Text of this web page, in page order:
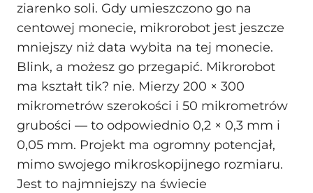
ziarenko soli. Gdy umieszczono go na
centowej monecie, mikrorobot jest jeszcze
mniejszy niż data wybita na tej monecie.
Blink, a możesz go przegapić. Mikrorobot
ma kształt tik? nie. Mierzy 200 × 300
mikrometrów szerokości i 50 mikrometrów
grubości — to odpowiednio 0,2 × 0,3 mm i
0,05 mm. Projekt ma ogromny potencjał,
mimo swojego mikroskopijnego rozmiaru.
Jest to najmniejszy na świecie